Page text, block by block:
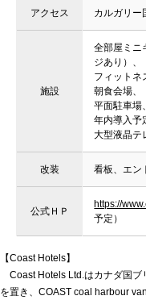
アクセス カルガリー
施設
全部屋ミニ
ジあり）、
フィットネ
朝食会場、
平面駐車場
年内導入予
大型液晶テ
改装 看板、エン
公式ＨＰ
https://
予定）
【Coast Hotels】
Coast Hotels Ltd.はカナダ国ブ
を置き、COAST coal harbour